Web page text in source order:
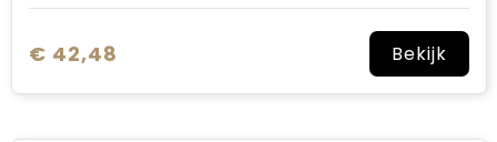
€ 42,48 Bekijk